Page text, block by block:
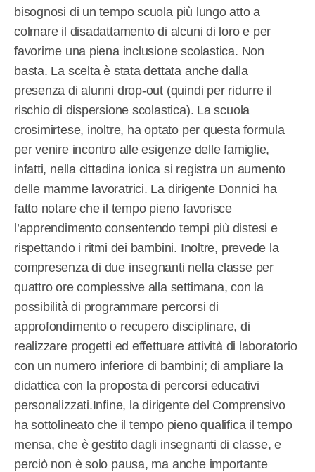
bisognosi di un tempo scuola più lungo atto a
colmare il disadattamento di alcuni di loro e per
favorirne una piena inclusione scolastica. Non
basta. La scelta è stata dettata anche dalla
presenza di alunni drop-out (quindi per ridurre il
rischio di dispersione scolastica). La scuola
crosimirtese, inoltre, ha optato per questa formula
per venire incontro alle esigenze delle famiglie,
infatti, nella cittadina ionica si registra un aumento
delle mamme lavoratrici. La dirigente Donnici ha
fatto notare che il tempo pieno favorisce
l’apprendimento consentendo tempi più distesi e
rispettando i ritmi dei bambini. Inoltre, prevede la
compresenza di due insegnanti nella classe per
quattro ore complessive alla settimana, con la
possibilità di programmare percorsi di
approfondimento o recupero disciplinare, di
realizzare progetti ed effettuare attività di laboratorio
con un numero inferiore di bambini; di ampliare la
didattica con la proposta di percorsi educativi
personalizzati.Infine, la dirigente del Comprensivo
ha sottolineato che il tempo pieno qualifica il tempo
mensa, che è gestito dagli insegnanti di classe, e
perciò non è solo pausa, ma anche importante